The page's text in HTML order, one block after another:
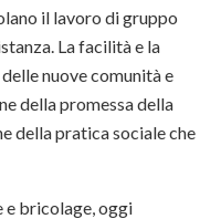
il lavoro di gruppo
La facilità e la
nuove comunità e
della promessa della
della pratica sociale che
e bricolage, oggi